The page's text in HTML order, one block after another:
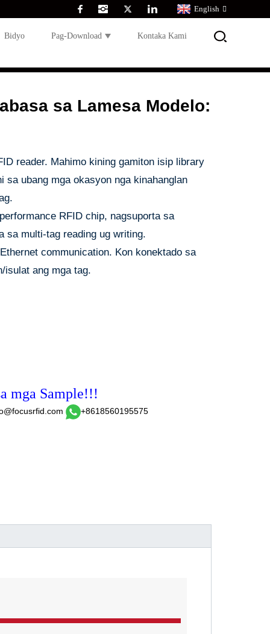
English
Bidyo Pag-Download Kontaka Kami
sa Lamesa Modelo:
reader. Mahimo kining gamiton isip library
sa ubang mga okasyon nga kinahanglan
RFID chip, nagsuporta sa
sa multi-tag reading ug writing.
communication. Kon konektado sa
isulat ang mga tag.
mga Sample!!!
+8618560195575